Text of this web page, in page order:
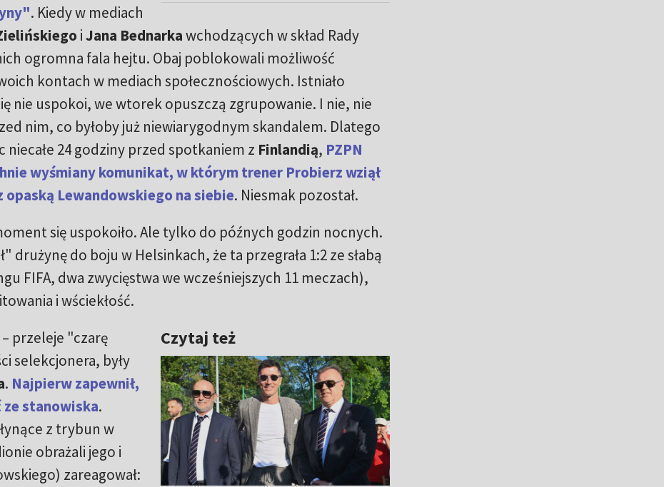
. Kiedy w mediach
iJana Bednarkawchodzących w skład Rady
ogromna fala hejtu. Obaj poblokowali możliwość
kontach w mediach społecznościowych. Istniało
nie uspokoi, we wtorek opuszczą zgrupowanie. I nie, nie
nim, co byłoby już niewiarygodnym skandalem. Dlatego
niecałe 24 godziny przed spotkaniem z Finlandią, PZPN
wyśmiany komunikat, w którym trener Probierz wziął
Lewandowskiego na siebie. Niesmak pozostał.
się uspokoiło. Ale tylko do późnych godzin nocnych.
drużynę do boju w Helsinkach, że ta przegrała 1:2 ze słabą
FIFA, dwa zwycięstwa we wcześniejszych 11 meczach),
i wściekłość.
Czytaj też
przeleje "czarę
selekcjonera, były
. Najpierw zapewnił,
ze stanowiska.
z trybun w
obrażali jego i
zareagował: